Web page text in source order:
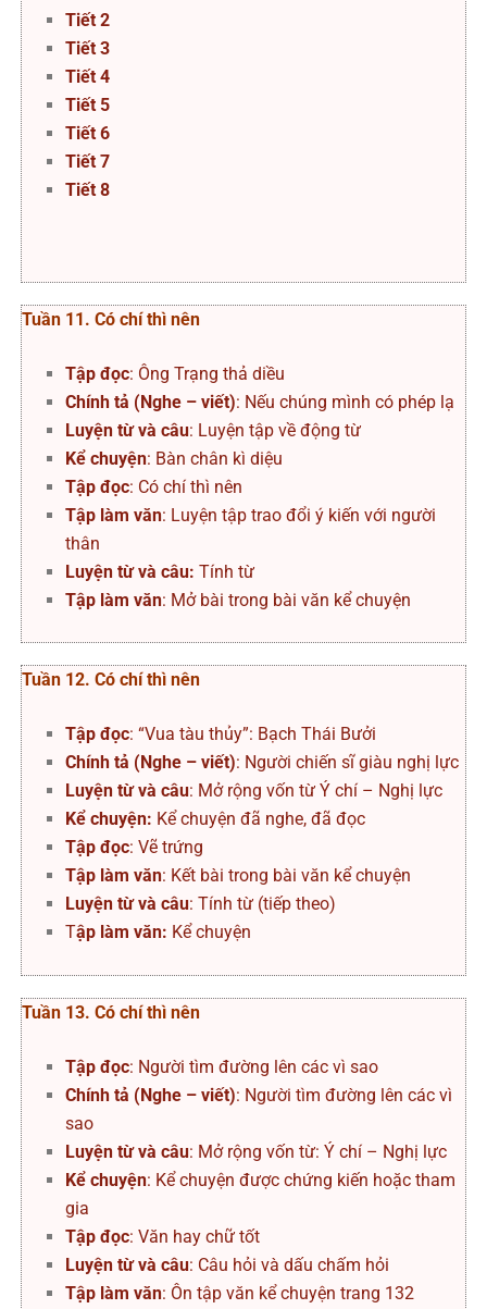
Tiết 2
Tiết 3
Tiết 4
Tiết 5
Tiết 6
Tiết 7
Tiết 8
Tuần 11. Có chí thì nên
Tập đọc: Ông Trạng thả diều
Chính tả (Nghe – viết): Nếu chúng mình có phép lạ
Luyện từ và câu: Luyện tập về động từ
Kể chuyện: Bàn chân kì diệu
Tập đọc: Có chí thì nên
Tập làm văn: Luyện tập trao đổi ý kiến với người
thân
Luyện từ và câu: Tính từ
Tập làm văn: Mở bài trong bài văn kể chuyện
Tuần 12. Có chí thì nên
Tập đọc: “Vua tàu thủy”: Bạch Thái Bưởi
Chính tả (Nghe – viết): Người chiến sĩ giàu nghị lực
Luyện từ và câu: Mở rộng vốn từ Ý chí – Nghị lực
Kể chuyện: Kể chuyện đã nghe, đã đọc
Tập đọc: Vẽ trứng
Tập làm văn: Kết bài trong bài văn kể chuyện
Luyện từ và câu: Tính từ (tiếp theo)
Tập làm văn: Kể chuyện
Tuần 13. Có chí thì nên
Tập đọc: Người tìm đường lên các vì sao
Chính tả (Nghe – viết): Người tìm đường lên các vì
sao
Luyện từ và câu: Mở rộng vốn từ: Ý chí – Nghị lực
Kể chuyện: Kể chuyện được chứng kiến hoặc tham
gia
Tập đọc: Văn hay chữ tốt
Luyện từ và câu: Câu hỏi và dấu chấm hỏi
Tập làm văn: Ôn tập văn kể chuyện trang 132